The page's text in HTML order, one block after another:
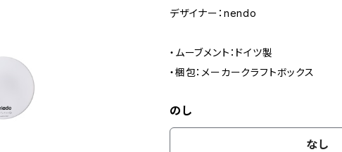
デザイナー：nendo
・ムーブメント：ドイツ製
・梱包：メーカークラフトボックス
のし
なし